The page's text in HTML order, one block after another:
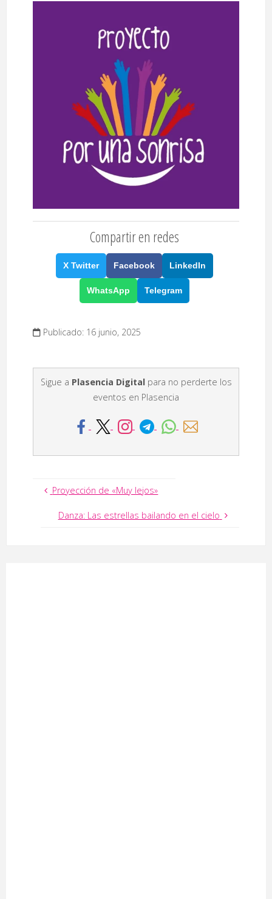
Compartir en redes
X Twitter Facebook LinkedIn
WhatsApp Telegram
Publicado: 16 junio, 2025
Sigue a Plasencia Digitalpara no perderte los
eventos en Plasencia
Proyección de «Muy lejos»
Danza: Las estrellas bailando en el cielo